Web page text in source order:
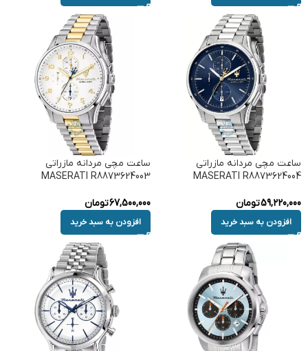
ساعت مچی مردانه مازراتی
MASERATI R8873624004
59,220,000تومان
افزودن به سبد خرید
ساعت مچی مردانه مازراتی
MASERATI R8873624003
67,500,000تومان
افزودن به سبد خرید